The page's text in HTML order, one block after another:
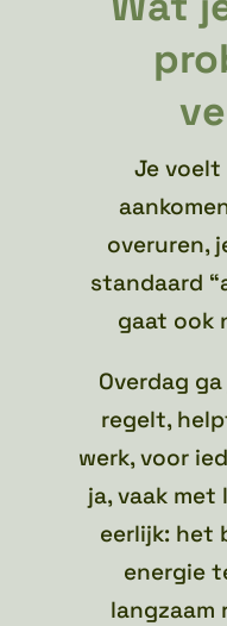
Je
overuren,
standaard
gaat ook
Overdag
regelt,
werk, voor
ja, vaak met
eerlijk: het
energie
langzaam